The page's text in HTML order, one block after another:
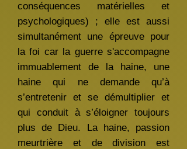
conséquences matérielles et
psychologiques) ; elle est aussi
simultanément une épreuve pour
la foi car la guerre s'accompagne
immuablement de la haine, une
haine qui ne demande qu’à
s’entretenir et se démultiplier et
qui conduit à s’éloigner toujours
plus de Dieu. La haine, passion
meurtrière et de division est